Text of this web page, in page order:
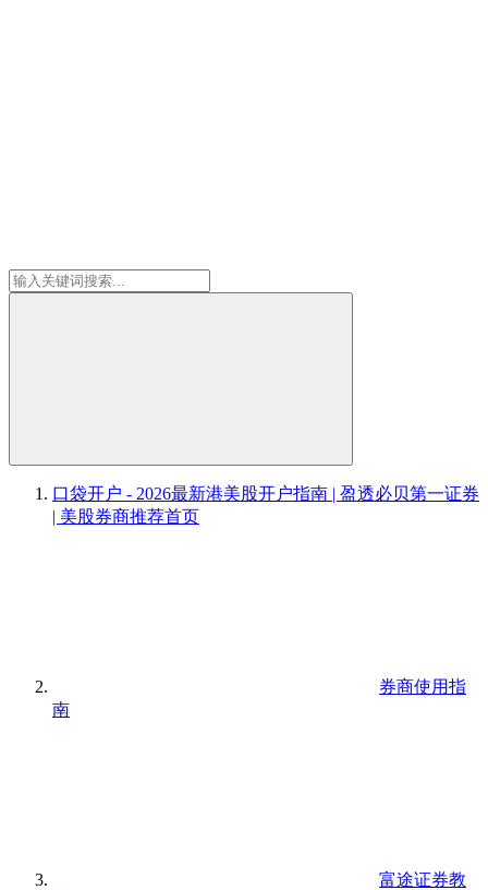
口袋开户 - 2026最新港美股开户指南 | 盈透必贝第一证券
| 美股券商推荐首页
券商使用指
南
富途证券教